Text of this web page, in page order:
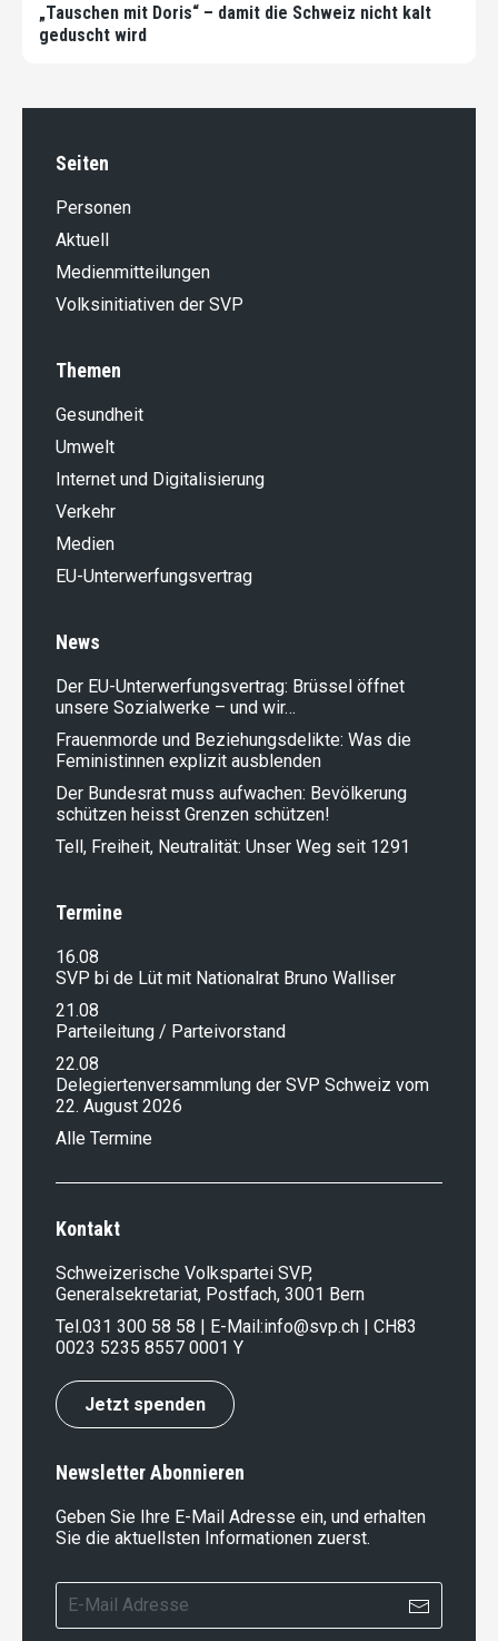
„Tauschen mit Doris“ – damit die Schweiz nicht kalt
geduscht wird
Seiten
Personen
Aktuell
Medienmitteilungen
Volksinitiativen der SVP
Themen
Gesundheit
Umwelt
Internet und Digitalisierung
Verkehr
Medien
EU-Unterwerfungsvertrag
News
Der EU-Unterwerfungsvertrag: Brüssel öffnet
unsere Sozialwerke – und wir…
Frauenmorde und Beziehungsdelikte: Was die
Feministinnen explizit ausblenden
Der Bundesrat muss aufwachen: Bevölkerung
schützen heisst Grenzen schützen!
Tell, Freiheit, Neutralität: Unser Weg seit 1291
Termine
16.08
SVP bi de Lüt mit Nationalrat Bruno Walliser
21.08
Parteileitung / Parteivorstand
22.08
Delegiertenversammlung der SVP Schweiz vom
22. August 2026
Alle Termine
Kontakt
Schweizerische Volkspartei SVP,
Generalsekretariat, Postfach, 3001 Bern
Tel.031 300 58 58 | E-Mail:info@svp.ch | CH83
0023 5235 8557 0001 Y
Jetzt spenden
Newsletter Abonnieren
Geben Sie Ihre E-Mail Adresse ein, und erhalten
Sie die aktuellsten Informationen zuerst.